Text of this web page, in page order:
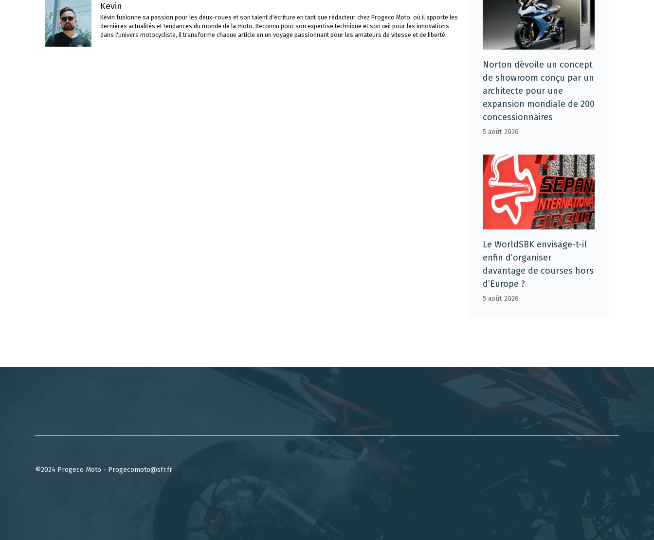
Kevin
Kévin fusionne sa passion pour les deux-roues et son talent d'écriture en tant que rédacteur chez Progeco Moto, où il apporte les
dernières actualités et tendances du monde de la moto. Reconnu pour son expertise technique et son œil pour les innovations
dans l'univers motocycliste, il transforme chaque article en un voyage passionnant pour les amateurs de vitesse et de liberté.
Norton dévoile un concept
de showroom conçu par un
architecte pour une
expansion mondiale de 200
concessionnaires
5 août 2026
Le WorldSBK envisage-t-il
enfin d’organiser
davantage de courses hors
d’Europe ?
5 août 2026
©2024 Progeco Moto - Progecomoto@sfr.fr